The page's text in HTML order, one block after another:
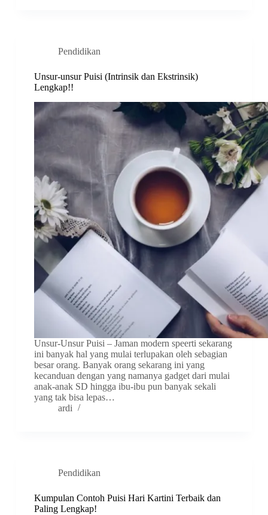
Pendidikan
Unsur-unsur Puisi (Intrinsik dan Ekstrinsik)
Lengkap!!
Unsur-Unsur Puisi – Jaman modern speerti sekarang
ini banyak hal yang mulai terlupakan oleh sebagian
besar orang. Banyak orang sekarang ini yang
kecanduan dengan yang namanya gadget dari mulai
anak-anak SD hingga ibu-ibu pun banyak sekali
yang tak bisa lepas…
ardi
Pendidikan
Kumpulan Contoh Puisi Hari Kartini Terbaik dan
Paling Lengkap!